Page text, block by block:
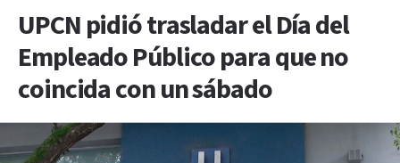
UPCN pidió trasladar el Día del
Empleado Público para que no
coincida con un sábado